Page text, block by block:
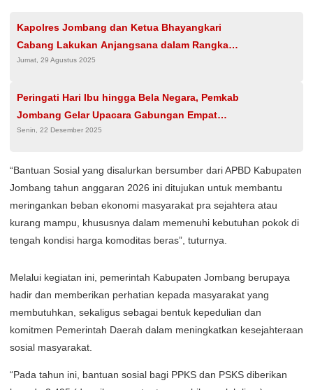
Kapolres Jombang dan Ketua Bhayangkari
Cabang Lakukan Anjangsana dalam Rangka
Hari Kesatuan Gerak Bhayangkari ke-73
Jumat, 29 Agustus 2025
Peringati Hari Ibu hingga Bela Negara, Pemkab
Jombang Gelar Upacara Gabungan Empat
Pilar Nasional
Senin, 22 Desember 2025
“Bantuan Sosial yang disalurkan bersumber dari APBD Kabupaten
Jombang tahun anggaran 2026 ini ditujukan untuk membantu
meringankan beban ekonomi masyarakat pra sejahtera atau
kurang mampu, khususnya dalam memenuhi kebutuhan pokok di
tengah kondisi harga komoditas beras”, tuturnya.
Melalui kegiatan ini, pemerintah Kabupaten Jombang berupaya
hadir dan memberikan perhatian kepada masyarakat yang
membutuhkan, sekaligus sebagai bentuk kepedulian dan
komitmen Pemerintah Daerah dalam meningkatkan kesejahteraan
sosial masyarakat.
“Pada tahun ini, bantuan sosial bagi PPKS dan PSKS diberikan